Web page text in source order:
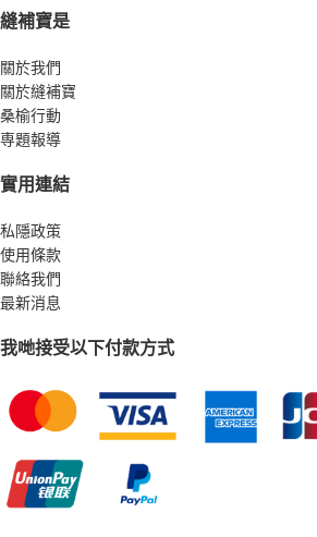
縫補寶是
關於我們
關於縫補寶
桑榆行動
専題報導
實用連結
私隱政策
使用條款
聯絡我們
最新消息
我哋接受以下付款方式